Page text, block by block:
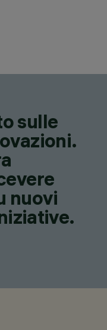
sulle
nuovi